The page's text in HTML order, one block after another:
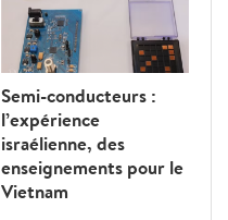
Semi-conducteurs :
l’expérience
israélienne, des
enseignements pour le
Vietnam